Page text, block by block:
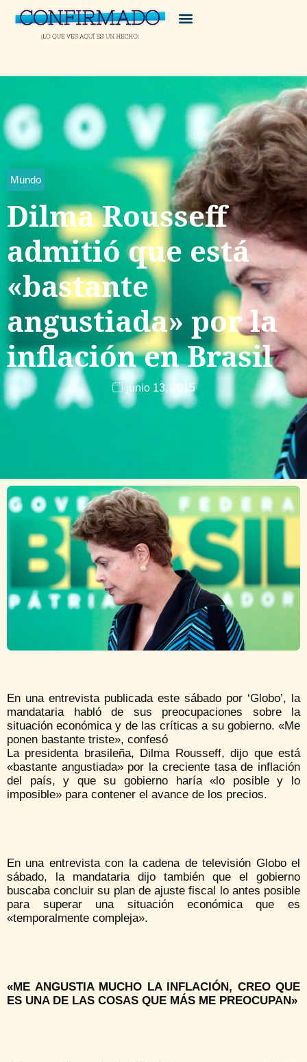
Mundo
Dilma Rousseff
admitió que está
«bastante
angustiada» por la
inflación en Brasil
junio 13, 2015
En una entrevista publicada este sábado por ‘Globo’, la
mandataria habló de sus preocupaciones sobre la
situación económica y de las críticas a su gobierno. «Me
ponen bastante triste», confesó
La presidenta brasileña, Dilma Rousseff, dijo que está
«bastante angustiada» por la creciente tasa de inflación
del país, y que su gobierno haría «lo posible y lo
imposible» para contener el avance de los precios.
En una entrevista con la cadena de televisión Globo el
sábado, la mandataria dijo también que el gobierno
buscaba concluir su plan de ajuste fiscal lo antes posible
para superar una situación económica que es
«temporalmente compleja».
«ME ANGUSTIA MUCHO LA INFLACIÓN, CREO QUE
ES UNA DE LAS COSAS QUE MÁS ME PREOCUPAN»